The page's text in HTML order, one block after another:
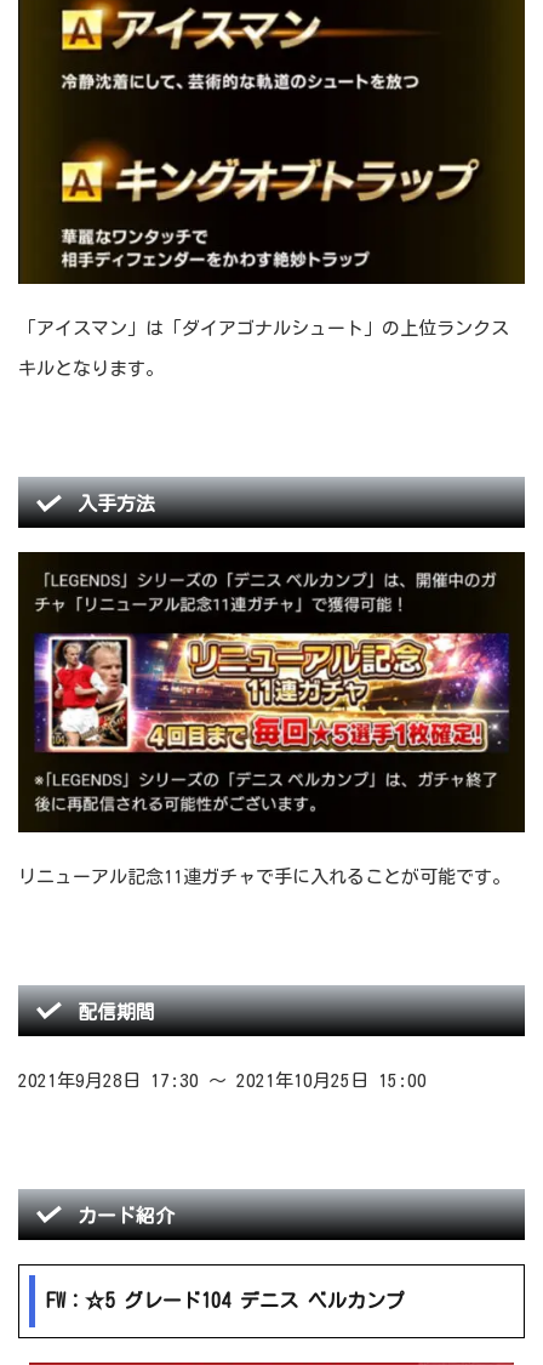
「アイスマン」は「ダイアゴナルシュート」の上位ランクス
キルとなります。
入手方法
リニューアル記念11連ガチャで手に入れることが可能です。
配信期間
2021年9月28日 17:30 ～ 2021年10月25日 15:00
カード紹介
FW：☆5 グレード104 デニス ベルカンプ